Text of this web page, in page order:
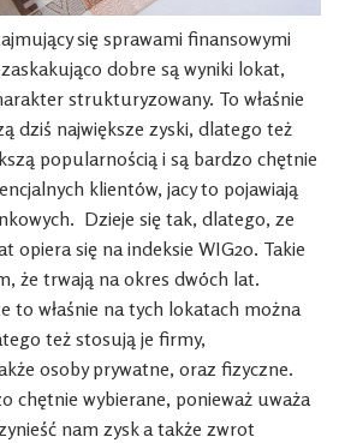
się sprawami finansowymi
dobre są wyniki lokat,
strukturyzowany. To właśnie
dziś największe zyski, dlatego też
popularnością i są bardzo chętnie
klientów, jacy to pojawiają
Dzieje się tak, dlatego, ze
opiera się na indeksie WIG20. Takie
że trwają na okres dwóch lat.
to właśnie na tych lokatach można
też stosują je firmy,
osoby prywatne, oraz fizyczne.
chętnie wybierane, ponieważ uważa
nam zysk a także zwrot